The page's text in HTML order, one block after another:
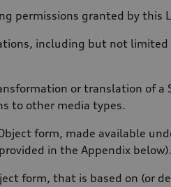
permissions granted by this
including but not
or translation of
to other media types.
form, made available
in the Appendix below).
form, that is based on (or